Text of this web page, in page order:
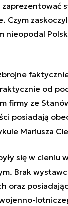
zaprezentować
Czym
nieopodal
od
firmy ze
posiadają
Mariusza
się w cieniu
Brak
oraz